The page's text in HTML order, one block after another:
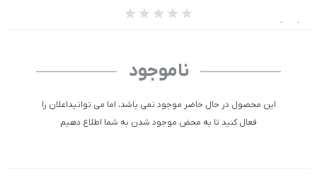
از 0 رای
ناموجود
این محصول در حال حاضر موجود نمی باشد، اما می توانیداعلان را
فعال کنید تا به محض موجود شدن به شما اطلاع دهیم